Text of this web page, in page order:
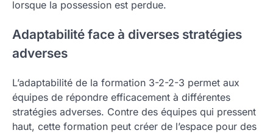
lorsque la possession est perdue.
Adaptabilité face à diverses stratégies
adverses
L’adaptabilité de la formation 3-2-2-3 permet aux
équipes de répondre efficacement à différentes
stratégies adverses. Contre des équipes qui pressent
haut, cette formation peut créer de l’espace pour des